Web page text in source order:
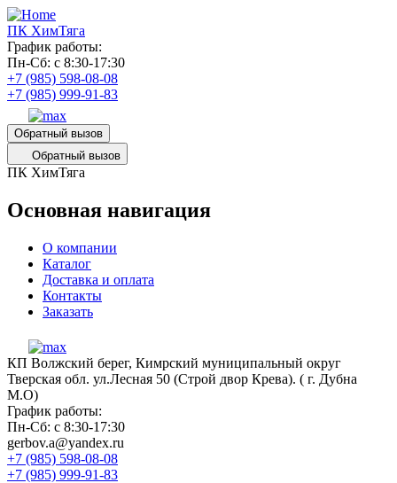
ПК ХимТяга
График работы:
Пн-Сб: с 8:30-17:30
+7 (985) 598-08-08
+7 (985) 999-91-83
Обратный вызов
Обратный вызов
ПК ХимТяга
Основная навигация
О компании
Каталог
Доставка и оплата
Контакты
Заказать
КП Волжский берег, Кимрский муниципальный округ
Тверская обл. ул.Лесная 50 (Строй двор Крева). ( г. Дубна
М.О)
График работы:
Пн-Сб: с 8:30-17:30
gerbov.a@yandex.ru
+7 (985) 598-08-08
+7 (985) 999-91-83